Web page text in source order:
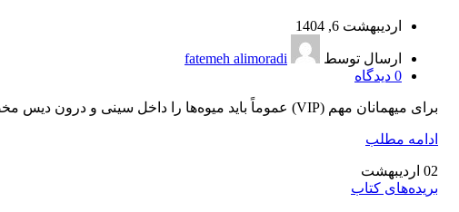
اردیبهشت 6, 1404
ارسال توسط
fatemeh alimoradi
0 دیدگاه
برای میهمانان مهم (VIP) عموماً باید میوه‌ها را داخل سینی و درون دیس مخصوص میوه، که دارای اندازه مناسب و...
ادامه مطلب
02 اردیبهشت
بریده‌های کتاب